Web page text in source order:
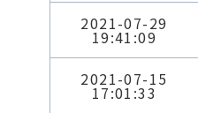
2021-07-29
19:41:09
2021-07-15
17:01:33